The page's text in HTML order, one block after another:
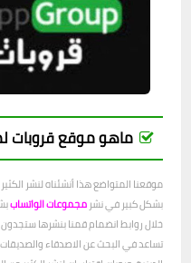
ماهو موقع قروبات
موقعنا المتواضع هذا أنشئناه لنشر
بشكل كبير في نشر مجموعات الواتساب
خلال روابط انضمام قمنا بنشرها ستجدون
تساعد في البحث عن الاصدقاء